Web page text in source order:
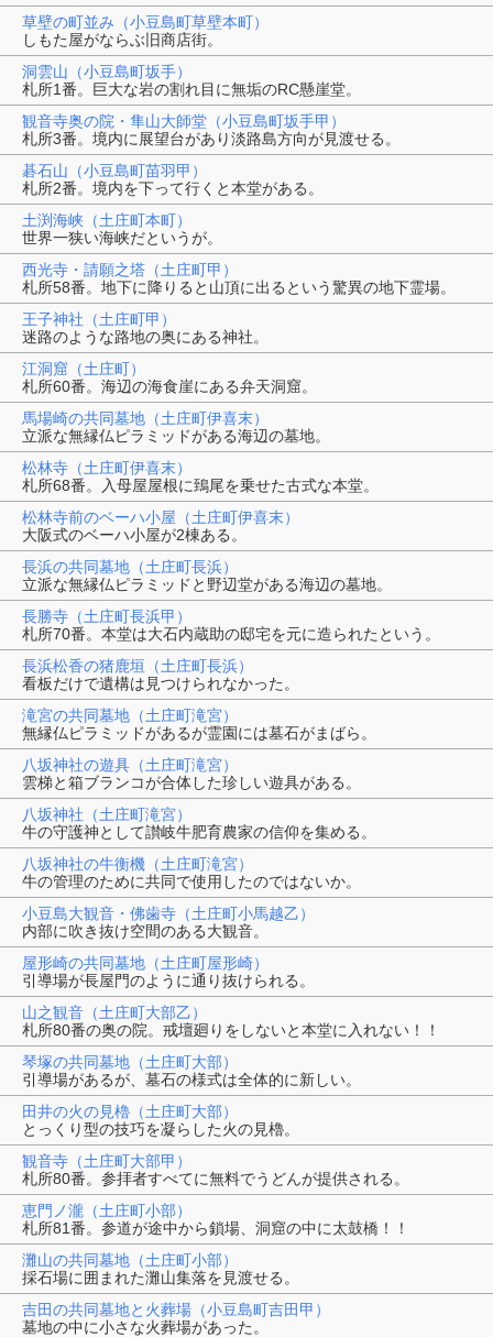
草壁の町並み（小豆島町草壁本町）
しもた屋がならぶ旧商店街。
洞雲山（小豆島町坂手）
札所1番。巨大な岩の割れ目に無垢のRC懸崖堂。
観音寺奥の院・隼山大師堂（小豆島町坂手甲）
札所3番。境内に展望台があり淡路島方向が見渡せる。
碁石山（小豆島町苗羽甲）
札所2番。境内を下って行くと本堂がある。
土渕海峡（土庄町本町）
世界一狭い海峡だというが。
西光寺・請願之塔（土庄町甲）
札所58番。地下に降りると山頂に出るという驚異の地下霊場。
王子神社（土庄町甲）
迷路のような路地の奥にある神社。
江洞窟（土庄町）
札所60番。海辺の海食崖にある弁天洞窟。
馬場崎の共同墓地（土庄町伊喜末）
立派な無縁仏ピラミッドがある海辺の墓地。
松林寺（土庄町伊喜末）
札所68番。入母屋屋根に鵄尾を乗せた古式な本堂。
松林寺前のベーハ小屋（土庄町伊喜末）
大阪式のベーハ小屋が2棟ある。
長浜の共同墓地（土庄町長浜）
立派な無縁仏ピラミッドと野辺堂がある海辺の墓地。
長勝寺（土庄町長浜甲）
札所70番。本堂は大石内蔵助の邸宅を元に造られたという。
長浜松香の猪鹿垣（土庄町長浜）
看板だけで遺構は見つけられなかった。
滝宮の共同墓地（土庄町滝宮）
無縁仏ピラミッドがあるが霊園には墓石がまばら。
八坂神社の遊具（土庄町滝宮）
雲梯と箱ブランコが合体した珍しい遊具がある。
八坂神社（土庄町滝宮）
牛の守護神として讃岐牛肥育農家の信仰を集める。
八坂神社の牛衡機（土庄町滝宮）
牛の管理のために共同で使用したのではないか。
小豆島大観音・佛歯寺（土庄町小馬越乙）
内部に吹き抜け空間のある大観音。
屋形崎の共同墓地（土庄町屋形崎）
引導場が長屋門のように通り抜けられる。
山之観音（土庄町大部乙）
札所80番の奥の院。戒壇廻りをしないと本堂に入れない！！
琴塚の共同墓地（土庄町大部）
引導場があるが、墓石の様式は全体的に新しい。
田井の火の見櫓（土庄町大部）
とっくり型の技巧を凝らした火の見櫓。
観音寺（土庄町大部甲）
札所80番。参拝者すべてに無料でうどんが提供される。
恵門ノ瀧（土庄町小部）
札所81番。参道が途中から鎖場、洞窟の中に太鼓橋！！
灘山の共同墓地（土庄町小部）
採石場に囲まれた灘山集落を見渡せる。
吉田の共同墓地と火葬場（小豆島町吉田甲）
墓地の中に小さな火葬場があった。